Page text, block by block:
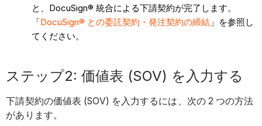
と、DocuSign® 統合による下請契約が完了します。
「DocuSign® との委託契約・発注契約の締結」を参照し
てください。
ステップ2: 価値表 (SOV) を入力する
下請契約の価値表 (SOV) を入力するには、次の 2 つの方法
があります。